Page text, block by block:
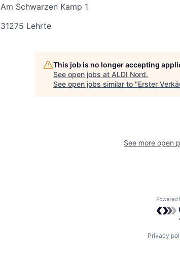
Am Schwarzen Kamp 1
31275 Lehrte
This job is no longer accepting
See open jobs at ALDI Nord.
See open jobs similar to "Erster
See more open
Privacy